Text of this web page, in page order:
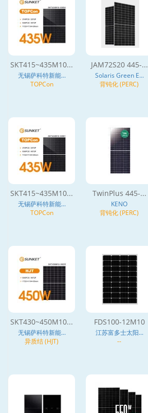
SKT415~435M10...
无锡萨科特新能...
TOPCon
JAM72S20 445-...
Solaris Green E...
背钝化 (PERC)
SKT415~435M10...
无锡萨科特新能...
TOPCon
TwinPlus 445-...
KENO
背钝化 (PERC)
SKT430~450M10...
无锡萨科特新能...
异质结 (HJT)
FDS100-12M10
江苏富多士太阳...
--